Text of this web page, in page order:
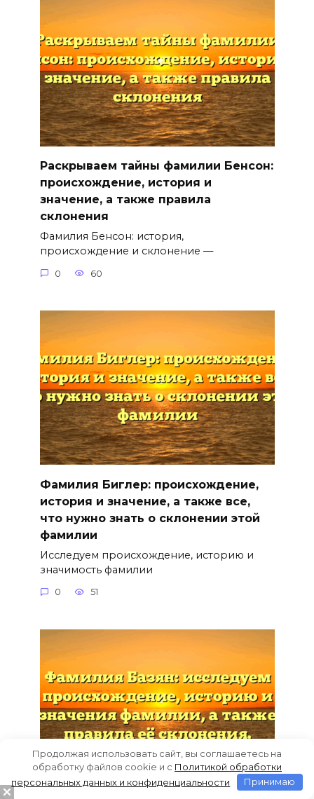
Раскрываем тайны фамилии Бенсон:
происхождение, история и
значение, а также правила
склонения
Фамилия Бенсон: история,
происхождение и склонение —
0 60
Фамилия Биглер: происхождение,
история и значение, а также все,
что нужно знать о склонении этой
фамилии
Исследуем происхождение, историю и
значимость фамилии
0 51
Продолжая использовать сайт, вы соглашаетесь на
обработку файлов cookie и c Политикой обработки
персональных данных и конфиденциальности
Принимаю